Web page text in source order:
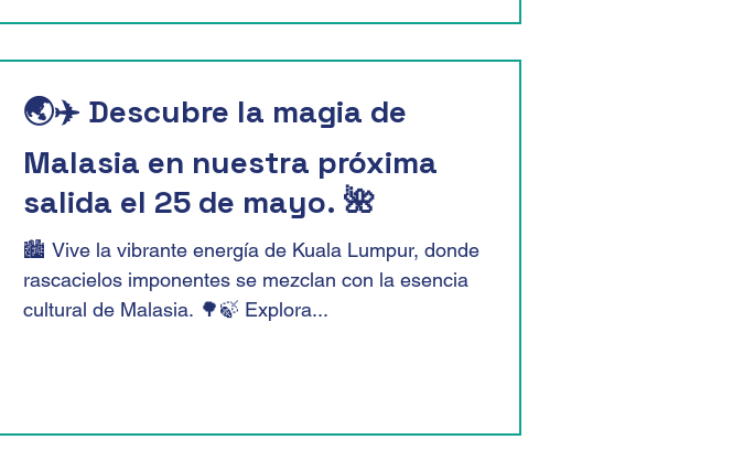
🌏✈️ Descubre la magia de
Malasia en nuestra próxima
salida el 25 de mayo. 🌺
🏙️ Vive la vibrante energía de Kuala Lumpur, donde
rascacielos imponentes se mezclan con la esencia
cultural de Malasia. 🌳🍃 Explora...